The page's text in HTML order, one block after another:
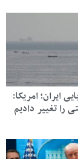
ایران؛ امریکا: